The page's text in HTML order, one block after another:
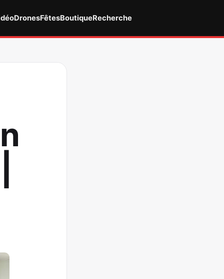
DronesFêtesBoutiqueRecherche